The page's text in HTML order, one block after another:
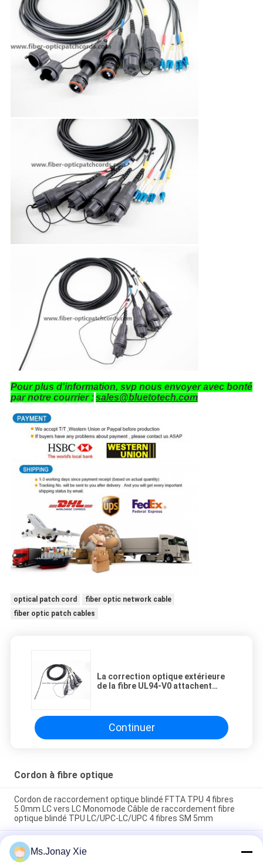
Pour plus d'information, svp nous envoyer avec bonté
par notre courrier :sales@bluetotech.com
optical patch cord
fiber optic network cable
fiber optic patch cables
La correction optique extérieure
de la fibre UL94-V0 attachent
8Core
Continuer
Cordon à fibre optique
Cordon de raccordement optique blindé FTTA TPU 4 fibres
5.0mm LC vers LC Monomode Câble de raccordement fibre
optique blindé TPU LC/UPC-LC/UPC 4 fibres SM 5mm
Cordon de brassage fibre optique blindé extérieur 8 cœurs LC
vers LC 6,0 mm Monomode avec tambour en plastique Câble
de raccordement fibre optique 8 fibres LC/UPC-LC/UPC Bobine
Ms.Jonay Xie